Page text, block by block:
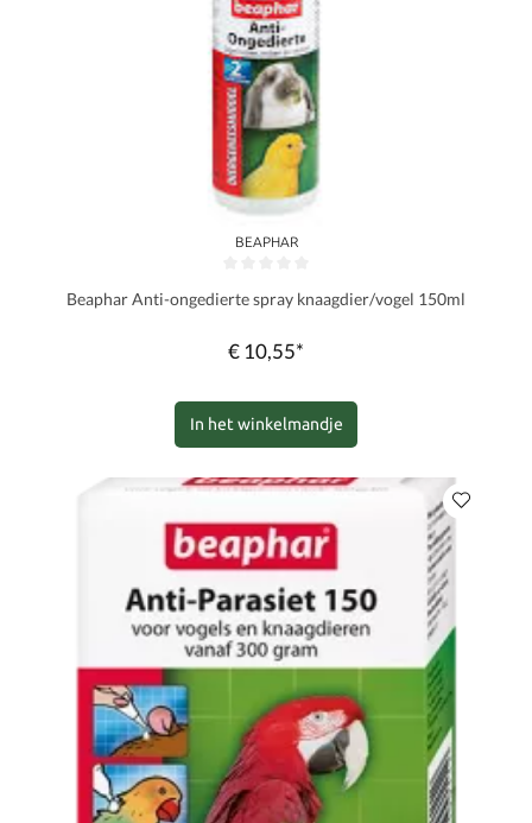
BEAPHAR
Beaphar Anti-ongedierte spray knaagdier/vogel 150ml
€ 10,55*
In het winkelmandje